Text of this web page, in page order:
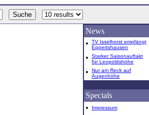
News
•
TV Isselhorst empfängt
Eppertshausen
•
Starker Saisonauftakt
für Leopoldshöhe
•
Nur am Reck auf
Augenhöhe
Specials
•
Impressum